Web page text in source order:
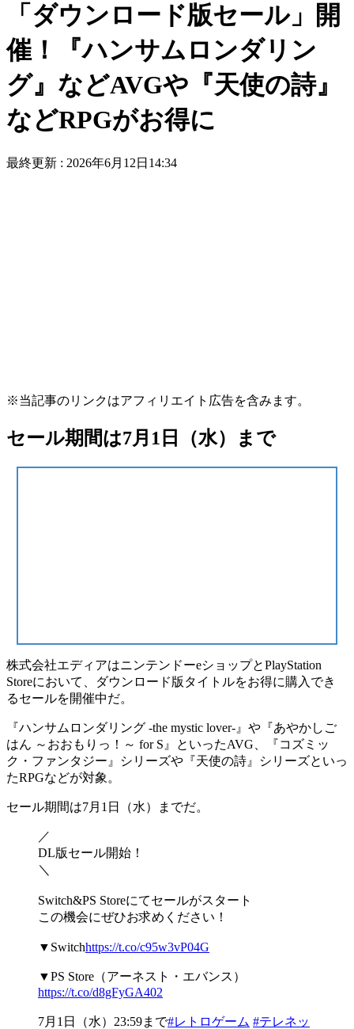
「ダウンロード版セール」開
催！『ハンサムロンダリン
グ』などAVGや『天使の詩』
などRPGがお得に
最終更新 : 2026年6月12日14:34
※当記事のリンクはアフィリエイト広告を含みます。
セール期間は7月1日（水）まで
株式会社エディアはニンテンドーeショップとPlayStation
Storeにおいて、
ダウンロード版タイトルをお得に購入でき
るセールを開催中だ。
『ハンサムロンダリング -the mystic lover- 』や『あやかしご
はん ～おおもりっ！～ for S 』といったAVG、『コズミッ
ク・ファンタジー 』シリーズや『天使の詩 』シリーズといっ
たRPGなどが対象。
セール期間は7月1日（水）までだ。
／
DL版セール開始！
＼
Switch&PS Storeにてセールがスタート
この機会にぜひお求めください！
▼Switchhttps://t.co/c95w3vP04G
▼PS Store（アーネスト・エバンス）
https://t.co/d8gFyGA402
7月1日（水）23:59まで#レトロゲーム #テレネッ